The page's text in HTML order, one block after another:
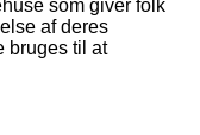
som giver folk
af deres
bruges til at